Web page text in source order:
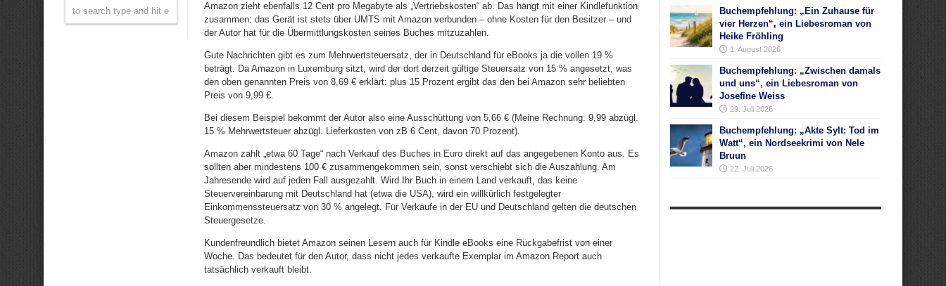
Amazon zieht ebenfalls 12 Cent pro Megabyte als „Vertriebskosten“ ab. Das hängt mit einer Kindlefunktion
zusammen: das Gerät ist stets über UMTS mit Amazon verbunden – ohne Kosten für den Besitzer – und
der Autor hat für die Übermittlungskosten seines Buches mitzuzahlen.
Gute Nachrichten gibt es zum Mehrwertsteuersatz, der in Deutschland für eBooks ja die vollen 19 %
beträgt. Da Amazon in Luxemburg sitzt, wird der dort derzeit gültige Steuersatz von 15 % angesetzt, was
den oben genannten Preis von 8,69 € erklärt: plus 15 Prozent ergibt das den bei Amazon sehr beliebten
Preis von 9,99 €.
Bei diesem Beispiel bekommt der Autor also eine Ausschüttung von 5,66 € (Meine Rechnung: 9,99 abzügl.
15 % Mehrwertsteuer abzügl. Lieferkosten von zB 6 Cent, davon 70 Prozent).
Amazon zahlt „etwa 60 Tage“ nach Verkauf des Buches in Euro direkt auf das angegebenen Konto aus. Es
sollten aber mindestens 100 € zusammengekommen sein, sonst verschiebt sich die Auszahlung. Am
Jahresende wird auf jeden Fall ausgezahlt. Wird Ihr Buch in einem Land verkauft, das keine
Steuervereinbarung mit Deutschland hat (etwa die USA), wird ein willkürlich festgelegter
Einkommenssteuersatz von 30 % angelegt. Für Verkäufe in der EU und Deutschland gelten die deutschen
Steuergesetze.
Kundenfreundlich bietet Amazon seinen Lesern auch für Kindle eBooks eine Rückgabefrist von einer
Woche. Das bedeutet für den Autor, dass nicht jedes verkaufte Exemplar im Amazon Report auch
tatsächlich verkauft bleibt.
Buchempfehlung: „Ein Zuhause für
vier Herzen“, ein Liebesroman von
Heike Fröhling
1. August 2026
Buchempfehlung: „Zwischen damals
und uns“, ein Liebesroman von
Josefine Weiss
29. Juli 2026
Buchempfehlung: „Akte Sylt: Tod im
Watt“, ein Nordseekrimi von Nele
Bruun
22. Juli 2026